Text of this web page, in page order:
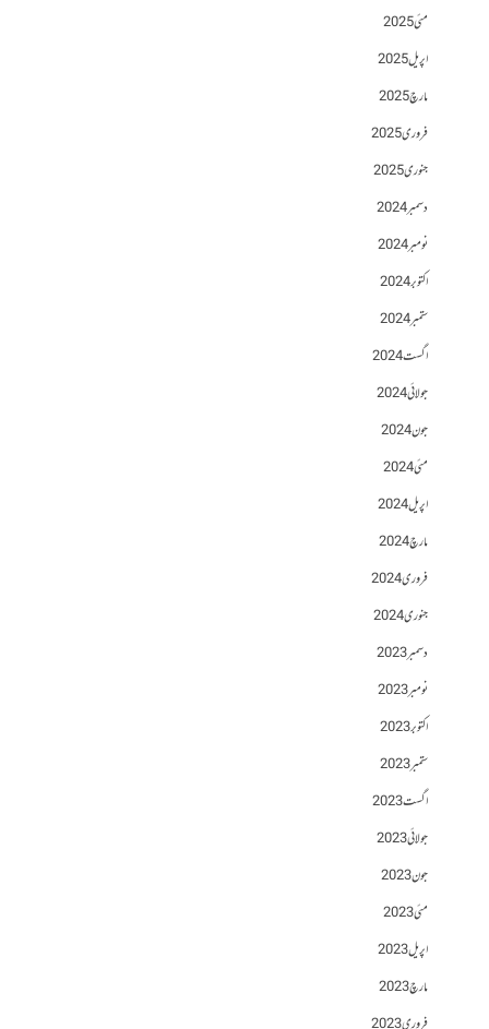
مئی 2025
اپریل 2025
مارچ 2025
فروری 2025
جنوری 2025
دسمبر 2024
نومبر 2024
اکتوبر 2024
ستمبر 2024
اگست 2024
جولائی 2024
جون 2024
مئی 2024
اپریل 2024
مارچ 2024
فروری 2024
جنوری 2024
دسمبر 2023
نومبر 2023
اکتوبر 2023
ستمبر 2023
اگست 2023
جولائی 2023
جون 2023
مئی 2023
اپریل 2023
مارچ 2023